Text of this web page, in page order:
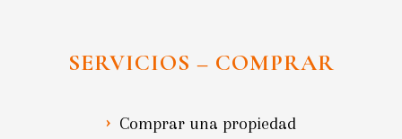
SERVICIOS – COMPRAR
Comprar una propiedad